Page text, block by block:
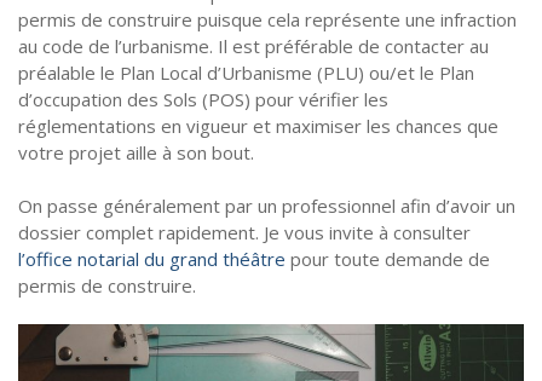
permis de construire puisque cela représente une infraction
au code de l’urbanisme. Il est préférable de contacter au
préalable le Plan Local d’Urbanisme (PLU) ou/et le Plan
d’occupation des Sols (POS) pour vérifier les
réglementations en vigueur et maximiser les chances que
votre projet aille à son bout.
On passe généralement par un professionnel afin d’avoir un
dossier complet rapidement. Je vous invite à consulter
l’office notarial du grand théâtre pour toute demande de
permis de construire.